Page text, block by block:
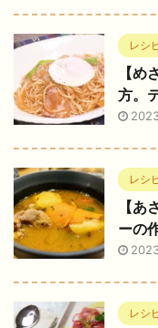
レシ
【
方。
レシ
【
ーの
レシ